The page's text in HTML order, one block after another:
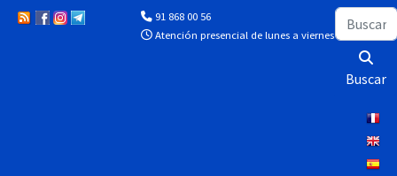
91 868 00 56
Atención presencial de lunes a viernes de 10:00 a
Buscar
Buscar